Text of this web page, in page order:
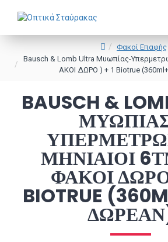
Φακοί Επαφής
Bausch & Lomb Ultra Μυωπίας-
ΑΚΟΙ ΔΩΡΟ ) + 1 Biotrue
BAUSCH &
ΜΗΝΙΑΊΟΙ
ΦΑΚΟΙ ΔΩΡΟ
BIOTRUE